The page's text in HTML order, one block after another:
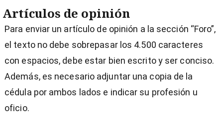
Artículos de opinión
Para enviar un artículo de opinión a la sección “Foro”,
el texto no debe sobrepasar los 4.500 caracteres
con espacios, debe estar bien escrito y ser conciso.
Además, es necesario adjuntar una copia de la
cédula por ambos lados e indicar su profesión u
oficio.